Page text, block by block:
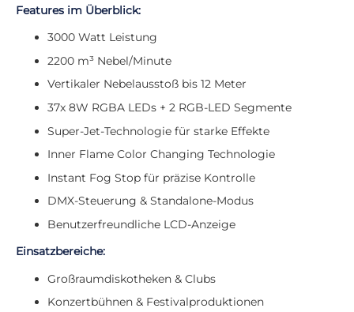
Features im Überblick:
3000 Watt Leistung
2200 m³ Nebel/Minute
Vertikaler Nebelausstoß bis 12 Meter
37x 8W RGBA LEDs + 2 RGB-LED Segmente
Super-Jet-Technologie für starke Effekte
Inner Flame Color Changing Technologie
Instant Fog Stop für präzise Kontrolle
DMX-Steuerung & Standalone-Modus
Benutzerfreundliche LCD-Anzeige
Einsatzbereiche:
Großraumdiskotheken & Clubs
Konzertbühnen & Festivalproduktionen